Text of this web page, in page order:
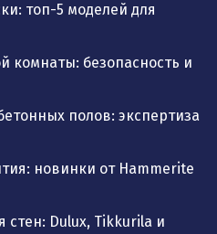
топ-5 моделей для
комнаты: безопасность и
полов: экспертиза
новинки от Hammerite
стен: Dulux, Tikkurila и